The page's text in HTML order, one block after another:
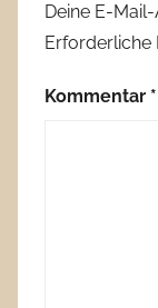
Deine E-
Erforderliche
Kommentar *